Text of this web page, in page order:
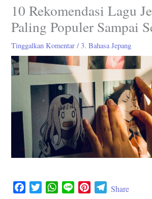
10 Rekomendasi Lagu
Paling Populer Sampai
Tinggalkan Komentar / 3. Bahasa Jepang
W
TShare